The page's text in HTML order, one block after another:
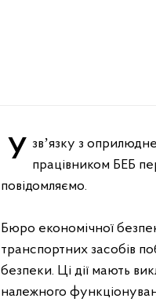
У звʼязку з оприлюдненням директором НАБУ Семеном Кривоносом інформації про здійснення працівником БЕБ
повідомляємо.
Бюро економічної
транспортних засобів
безпеки. Ці дії мають
належного